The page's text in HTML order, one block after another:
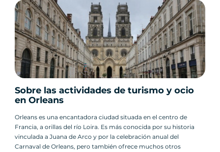
Sobre las actividades de turismo y ocio
en Orleans
Orleans es una encantadora ciudad situada en el centro de
Francia, a orillas del río Loira. Es más conocida por su historia
vinculada a Juana de Arco y por la celebración anual del
Carnaval de Orleans, pero también ofrece muchos otros